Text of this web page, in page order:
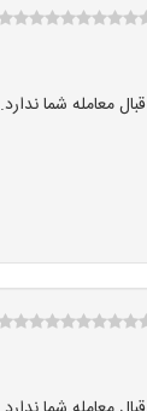
معامله شما ندارد.